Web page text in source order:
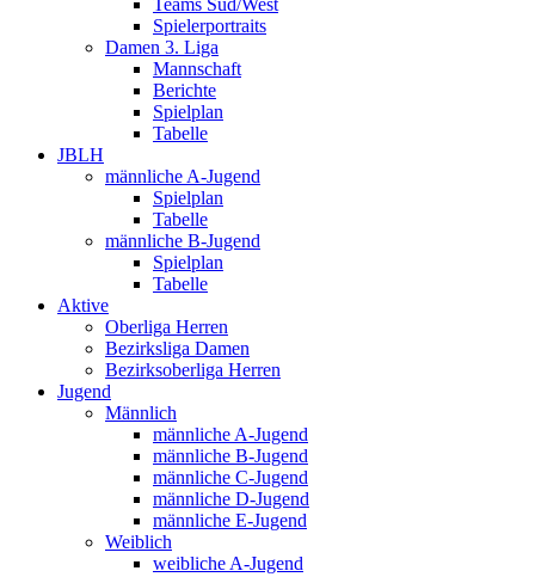
Teams Süd/West
Spielerportraits
Damen 3. Liga
Mannschaft
Berichte
Spielplan
Tabelle
JBLH
männliche A-Jugend
Spielplan
Tabelle
männliche B-Jugend
Spielplan
Tabelle
Aktive
Oberliga Herren
Bezirksliga Damen
Bezirksoberliga Herren
Jugend
Männlich
männliche A-Jugend
männliche B-Jugend
männliche C-Jugend
männliche D-Jugend
männliche E-Jugend
Weiblich
weibliche A-Jugend